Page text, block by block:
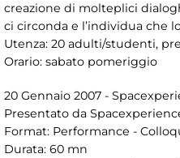
creazione di molteplici
ci circonda e l’individua che
Utenza: 20 adulti/studenti,
Orario: sabato pomeriggio
20 Gennaio 2007 -
Presentato da
Format: Performance -
Durata: 60 mn